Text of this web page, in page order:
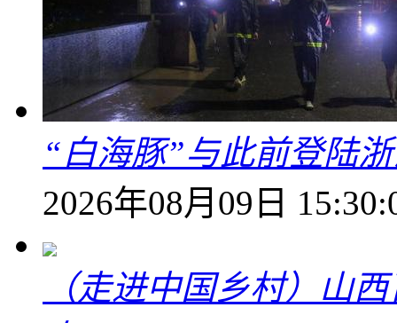
“白海豚”与此前登陆
2026年08月09日
（走进中国乡村）山